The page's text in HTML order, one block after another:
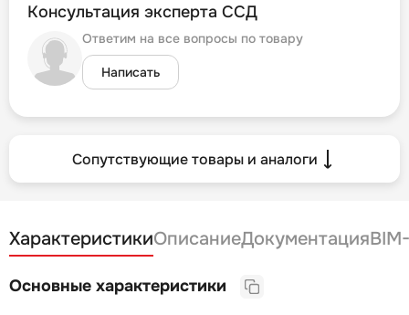
Консультация эксперта ССД
Ответим на все вопросы по товару
Написать
Сопутствующие товары и аналоги
ХарактеристикиОписаниеДокументация
Основные характеристики